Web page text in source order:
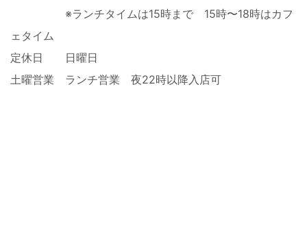
※ランチタイムは15時まで 15時〜18時はカフ
ェタイム
定休日 日曜日
土曜営業 ランチ営業 夜22時以降入店可